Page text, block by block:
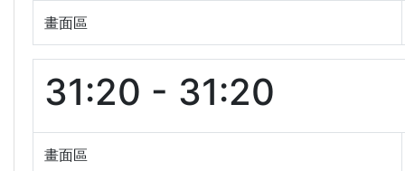
畫面區
31:20 - 31:20
畫面區